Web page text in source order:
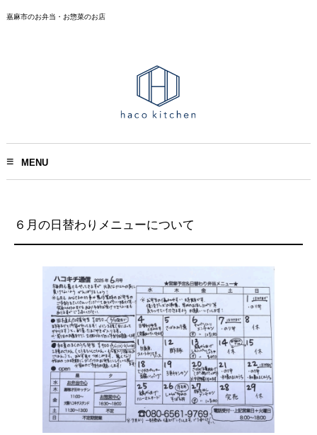
嘉麻市のお弁当・お惣菜のお店
MENU
６月の日替わりメニューについて